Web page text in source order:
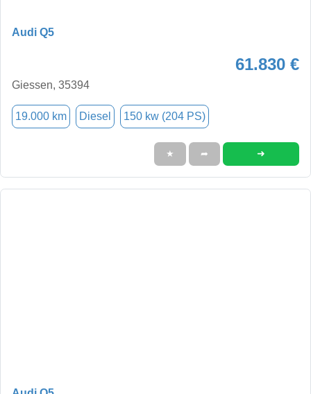
Audi Q5
61.830 €
Giessen, 35394
19.000 km Diesel 150 kw (204 PS)
★ ➦ ➜